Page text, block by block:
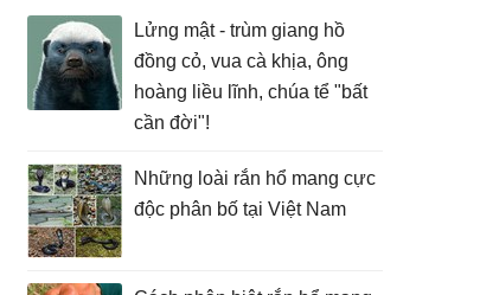
Lửng mật - trùm giang hồ
đồng cỏ, vua cà khịa, ông
hoàng liều lĩnh, chúa tể "bất
cần đời"!
Những loài rắn hổ mang cực
độc phân bố tại Việt Nam